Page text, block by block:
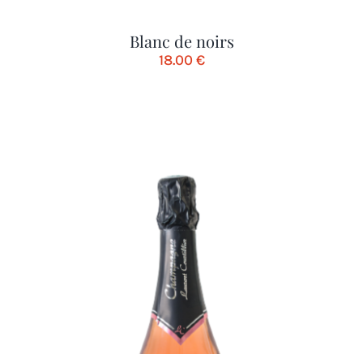
Blanc de noirs
18.00 €